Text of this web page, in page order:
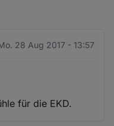
28 Aug 2017 - 13:57
für die EKD.